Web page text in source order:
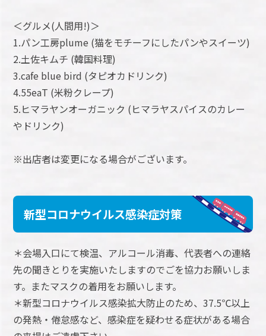
＜グルメ(人間用!)＞
1.パン工房plume (猫をモチーフにしたパンやスイーツ)
2.土佐キムチ (韓国料理)
3.cafe blue bird (タピオカドリンク)
4.55eaT (米粉クレープ)
5.ヒマラヤンオーガニック (ヒマラヤスパイスのカレー
やドリンク)
※出店者は変更になる場合がございます。
新型コロナウイルス感染症対策
＊会場入口にて検温、アルコール消毒、代表者への連絡
先の聞きとりを実施いたしますのでごを協力お願いしま
す。またマスクの着用をお願いします。
＊新型コロナウイルス感染拡大防止のため、37.5℃以上
の発熱・倦怠感など、感染症を疑わせる症状がある場合